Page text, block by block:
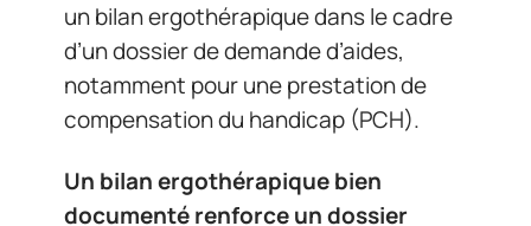
un bilan ergothérapique dans le cadre
d’un dossier de demande d’aides,
notamment pour une prestation de
compensation du handicap (PCH).
Un bilan ergothérapique bien
documenté renforce un dossier